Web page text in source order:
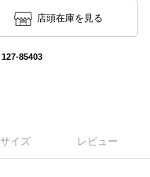
店頭在庫を見る
127-85403
サイズ レビュー